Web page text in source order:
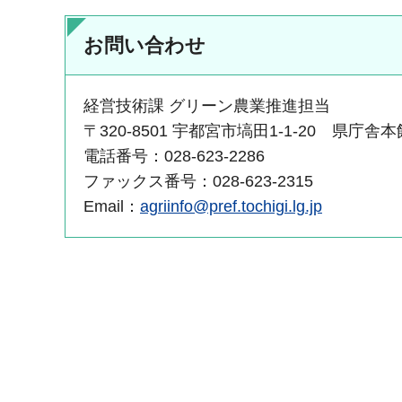
お問い合わせ
経営技術課 グリーン農業推進担当
〒320-8501 宇都宮市塙田1-1-20 県庁舎本
電話番号：028-623-2286
ファックス番号：028-623-2315
Email： agriinfo@pref.tochigi.lg.jp